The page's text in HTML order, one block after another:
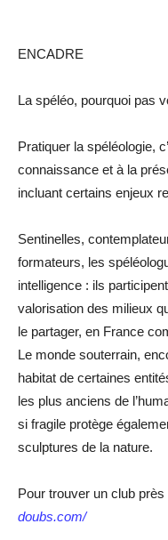
ENCADRE
La spéléo, pourquoi pas
Pratiquer la spéléologie,
connaissance et à la
incluant certains enjeux
Sentinelles,
formateurs, les
intelligence : ils
valorisation des milieux
le partager, en France
Le monde souterrain,
habitat de certaines
les plus anciens de
si fragile protège
sculptures de la nature.
Pour trouver un club
doubs.com/